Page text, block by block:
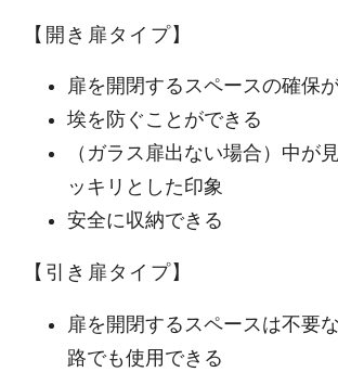
【開き扉タイプ】
扉を開閉するスペースの確保
埃を防ぐことができる
（ガラス扉出ない場合）中が
ッキリとした印象
安全に収納できる
【引き扉タイプ】
扉を開閉するスペースは不要
路でも使用できる